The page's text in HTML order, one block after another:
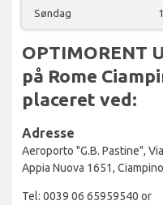
Søndag
OPTIMORENT
på Rome
placeret ved:
Adresse
Aeroporto "G.B. Pastine", Via
Appia Nuova 1651, Ciampino
Tel: 0039 06 65959540 or